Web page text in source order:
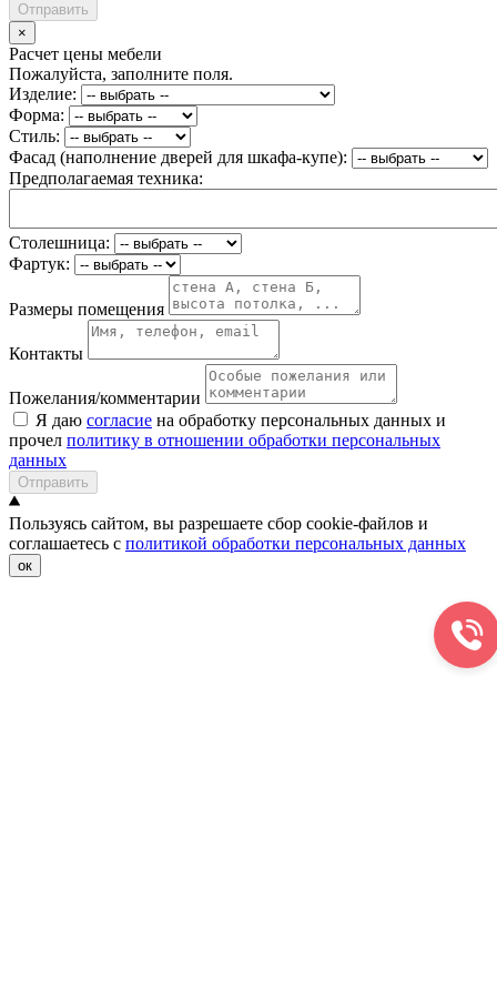
Отправить
×
Расчет цены мебели
Пожалуйста, заполните поля.
Изделие:
Форма:
Стиль:
Фасад (наполнение дверей для шкафа-купе):
Предполагаемая техника:
Столешница:
Фартук:
Размеры помещения
Контакты
Пожелания/комментарии
Я даю согласие на обработку персональных данных и
прочел политику в отношении обработки персональных
данных
Отправить
Пользуясь сайтом, вы разрешаете сбор cookie-файлов и
соглашаетесь с политикой обработки персональных данных
ок